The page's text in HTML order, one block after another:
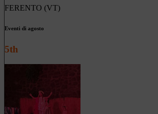
FERENTO (VT)
Eventi di agosto
5th